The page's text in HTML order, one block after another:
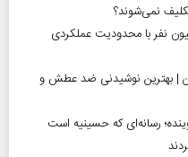
نمی‌شوند؟
در ایران | بیش از ۱۰.۵ میلیون نفر با محدودیت عملکردی
| بهترین نوشیدنی ضد عطش و
رسانه‌ای که حسینیه است